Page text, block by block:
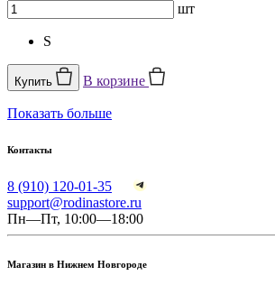
шт
S
Купить В корзине
Показать больше
Контакты
8 (910) 120-01-35
support@rodinastore.ru
Пн—Пт, 10:00—18:00
Магазин в Нижнем Новгороде